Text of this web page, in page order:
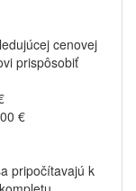
cenovej
prispôsobiť
€
pripočítavajú k